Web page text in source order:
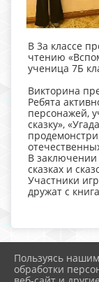
В 3а классе
чтению
ученица 7Б
Викторина
Ребята
персонажей,
сказку»,
В заключении
сказках и
Участники
дружат с
2026 г. kimry13.ru
Пользуясь
обработки